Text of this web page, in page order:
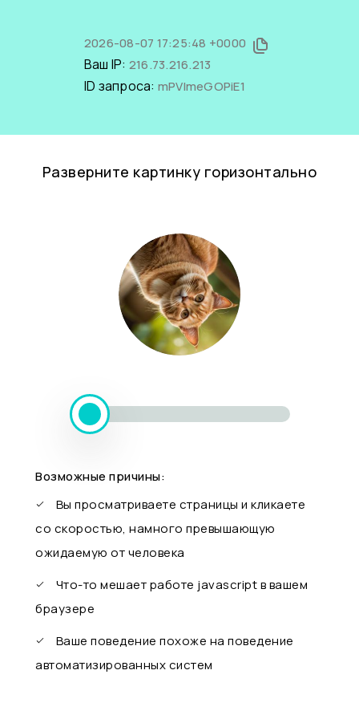
2026-08-07 17:25:48 +0000
Ваш IP: 216.73.216.213
ID запроса: mPVlmeGOPiE1
Разверните картинку горизонтально
Возможные причины:
Вы просматриваете страницы и кликаете
со скоростью, намного превышающую
ожидаемую от человека
Что-то мешает работе javascript в вашем
браузере
Ваше поведение похоже на поведение
автоматизированных систем